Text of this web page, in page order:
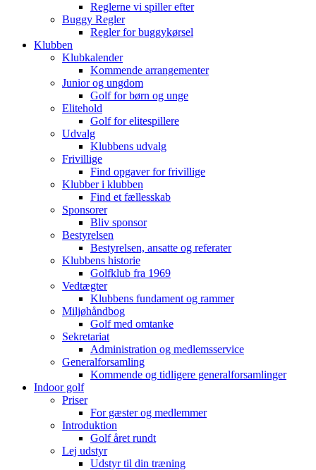
Reglerne vi spiller efter
Buggy Regler
Regler for buggykørsel
Klubben
Klubkalender
Kommende arrangementer
Junior og ungdom
Golf for børn og unge
Elitehold
Golf for elitespillere
Udvalg
Klubbens udvalg
Frivillige
Find opgaver for frivillige
Klubber i klubben
Find et fællesskab
Sponsorer
Bliv sponsor
Bestyrelsen
Bestyrelsen, ansatte og referater
Klubbens historie
Golfklub fra 1969
Vedtægter
Klubbens fundament og rammer
Miljøhåndbog
Golf med omtanke
Sekretariat
Administration og medlemsservice
Generalforsamling
Kommende og tidligere generalforsamlinger
Indoor golf
Priser
For gæster og medlemmer
Introduktion
Golf året rundt
Lej udstyr
Udstyr til din træning